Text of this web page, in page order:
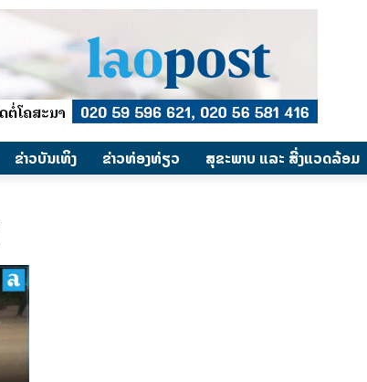
​ຂ່າວບັນເທິງ ​ຂ່າວທ່ອງທ່ຽວ ສຸຂະພາບ ແລະ ສີ່ງແວດລ້ອມ